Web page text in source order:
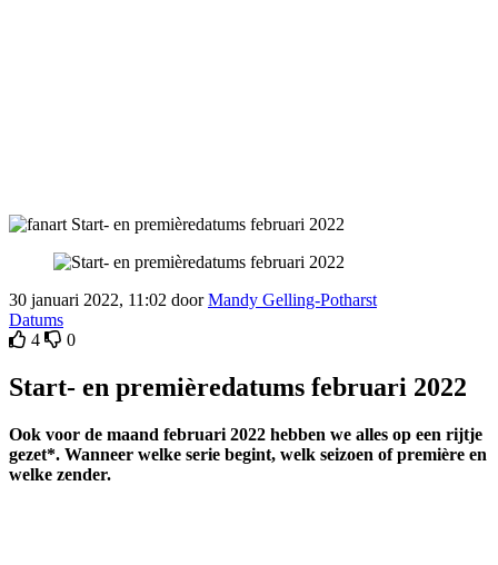
30 januari 2022, 11:02 doorMandy Gelling-Potharst
Datums
4
0
Start- en premièredatums februari 2022
Ook voor de maand februari 2022 hebben we alles op een rijtje
gezet*. Wanneer welke serie begint, welk seizoen of première en
welke zender.